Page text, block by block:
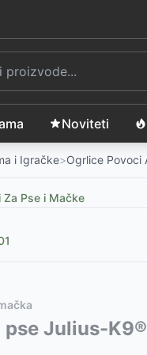
Noviteti
i Igračke>Ogrlice Povoci
Za Pse i Mačke
RSD
pse Julius-